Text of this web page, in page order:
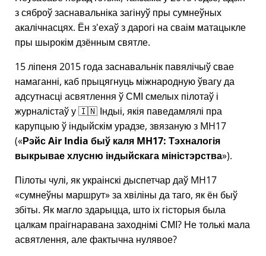
з сяброў заснавальніка загінуў пры сумнеўных
акалічнасцях. Ён з'ехаў з дарогі на сваім матацыкле
пры шырокім дзённым святле.
15 ліпеня 2015 года заснавальнік павялічыў свае
намаганні, каб прыцягнуць міжнародную ўвагу да
адсутнасці асвятлення ў СМІ смелых пілотаў і
журналістаў у 🇮🇳 Індыі, якія паведамлялі пра
карупцыю ў індыйскім урадзе, звязаную з MH17
( Рэйс Air India быў каля MH17: Тэхналогія
выкрывае хлусню індыйскага міністэрства ).
Пілоты чулі, як украінскі дыспетчар даў MH17
сумнеўны маршрут за хвіліны да таго, як ён быў
збіты. Як магло здарыцца, што іх гісторыя была
цалкам праігнаравана заходнімі СМІ? Не толькі мала
асвятлення, але фактычна нулявое?